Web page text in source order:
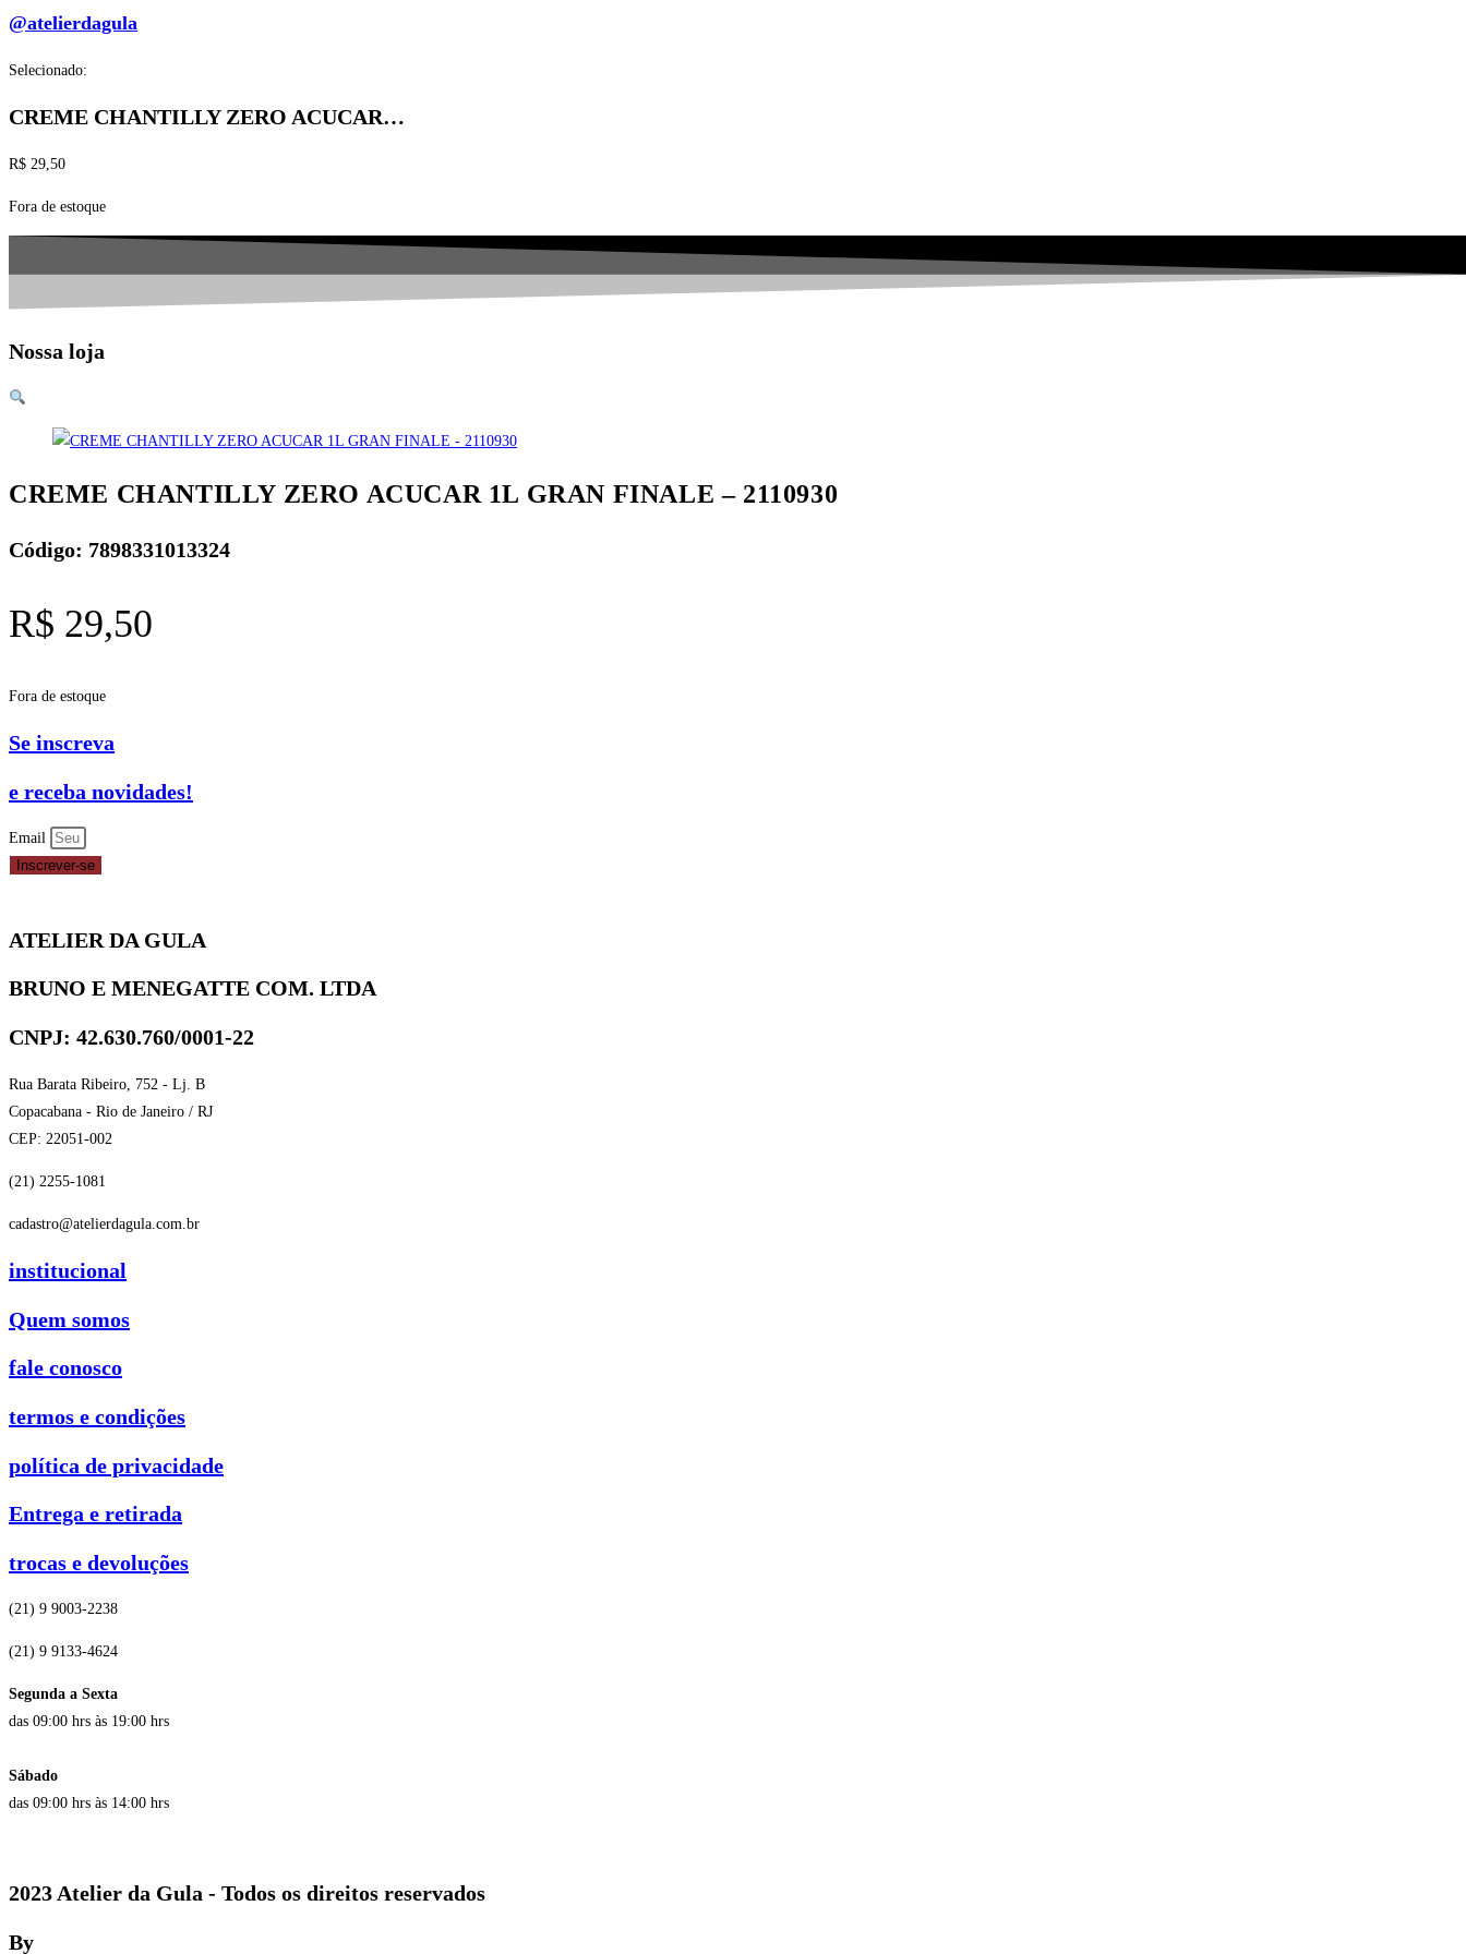
@atelierdagula
Selecionado:
CREME CHANTILLY ZERO ACUCAR…
R$ 29,50
Fora de estoque
Nossa loja
CREME CHANTILLY ZERO ACUCAR 1L GRAN FINALE – 2110930
Código: 7898331013324
R$ 29,50
Fora de estoque
Se inscreva
e receba novidades!
Email
Inscrever-se
ATELIER DA GULA
BRUNO E MENEGATTE COM. LTDA
CNPJ: 42.630.760/0001-22
Rua Barata Ribeiro, 752 - Lj. B
Copacabana - Rio de Janeiro / RJ
CEP: 22051-002
(21) 2255-1081
cadastro@atelierdagula.com.br
institucional
Quem somos
fale conosco
termos e condições
política de privacidade
Entrega e retirada
trocas e devoluções
(21) 9 9003-2238
(21) 9 9133-4624
Segunda a Sexta
das 09:00 hrs às 19:00 hrs
Sábado
das 09:00 hrs às 14:00 hrs
2023 Atelier da Gula - Todos os direitos reservados
By